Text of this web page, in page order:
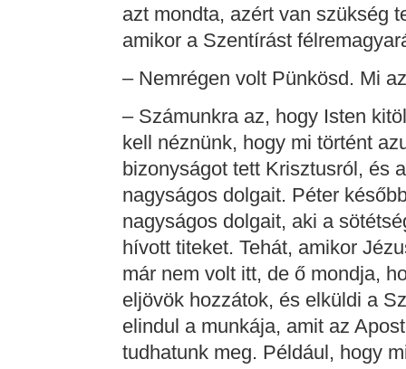
azt mondta, azért van szükség
amikor a Szentírást
– Nemrégen volt Pünkösd. Mi
– Számunkra az, hogy Isten
kell néznünk, hogy mi történt
bizonyságot tett Krisztusról, és
nagyságos dolgait. Péter
nagyságos dolgait, aki a
hívott titeket. Tehát, amikor
már nem volt itt, de ő mondja,
eljövök hozzátok, és elküldi a
elindul a munkája, amit az
tudhatunk meg. Például, hogy